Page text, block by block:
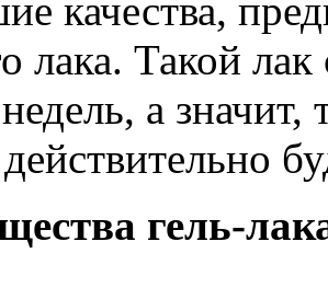
качества,
лака. Такой
а
гель-